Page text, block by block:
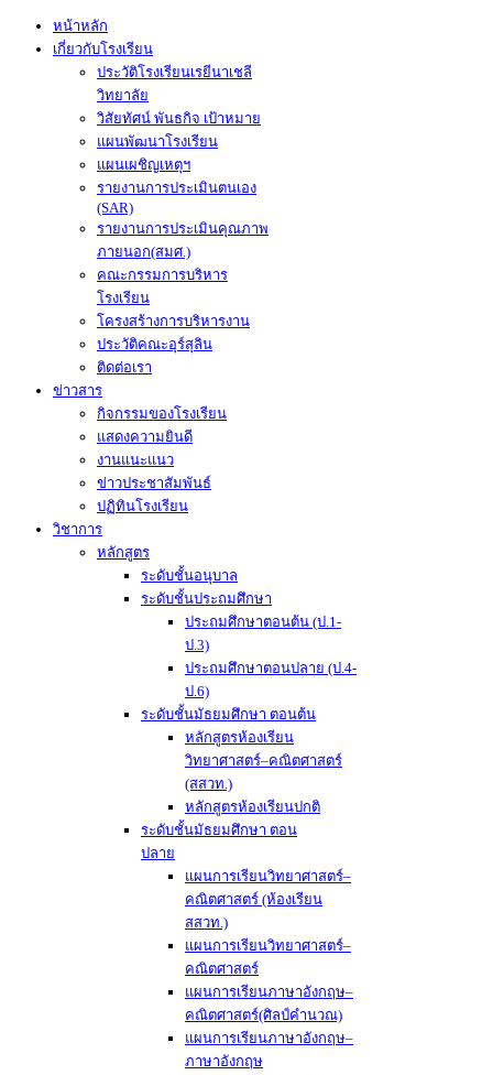
หน้าหลัก
เกี่ยวกับโรงเรียน
ประวัติโรงเรียนเรยีนาเชลี
วิทยาลัย
วิสัยทัศน์ พันธกิจ เป้าหมาย
แผนพัฒนาโรงเรียน
แผนเผชิญเหตุฯ
รายงานการประเมินตนเอง
(SAR)
รายงานการประเมินคุณภาพ
ภายนอก(สมศ.)
คณะกรรมการบริหาร
โรงเรียน
โครงสร้างการบริหารงาน
ประวัติคณะอุร์สุลิน
ติดต่อเรา
ข่าวสาร
กิจกรรมของโรงเรียน
แสดงความยินดี
งานแนะแนว
ข่าวประชาสัมพันธ์
ปฏิทินโรงเรียน
วิชาการ
หลักสูตร
ระดับชั้นอนุบาล
ระดับชั้นประถมศึกษา
ประถมศึกษาตอนต้น (ป.1-
ป.3)
ประถมศึกษาตอนปลาย (ป.4-
ป.6)
ระดับชั้นมัธยมศึกษา ตอนต้น
หลักสูตรห้องเรียน
วิทยาศาสตร์–คณิตศาสตร์
(สสวท.)
หลักสูตรห้องเรียนปกติ
ระดับชั้นมัธยมศึกษา ตอน
ปลาย
แผนการเรียนวิทยาศาสตร์–
คณิตศาสตร์ (ห้องเรียน
สสวท.)
แผนการเรียนวิทยาศาสตร์–
คณิตศาสตร์
แผนการเรียนภาษาอังกฤษ–
คณิตศาสตร์(ศิลป์คำนวณ)
แผนการเรียนภาษาอังกฤษ–
ภาษาอังกฤษ